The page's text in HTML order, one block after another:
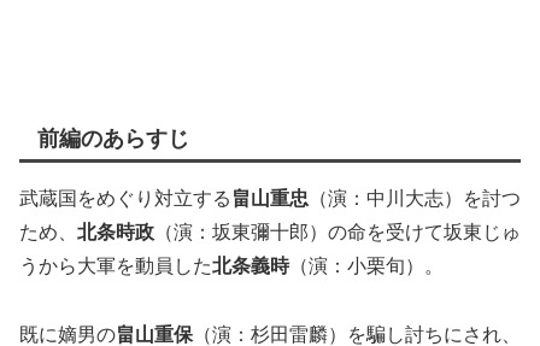
前編のあらすじ
武蔵国をめぐり対立する 畠山重忠 （演：中川大志）を討つ
ため、 北条時政 （演：坂東彌十郎）の命を受けて坂東じゅ
うから大軍を動員した北条義時（演：小栗旬）。
既に嫡男の畠山重保 （演：杉田雷麟）を騙し討ちにされ、